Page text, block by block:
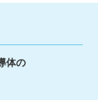
体の